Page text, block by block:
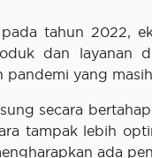
tahun 2022,
dan layanan
pandemi yang
secara
tampak lebih
ada